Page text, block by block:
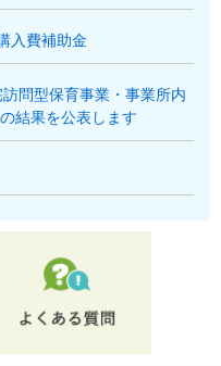
入費補助金
問型保育事業・事業所内
結果を公表します